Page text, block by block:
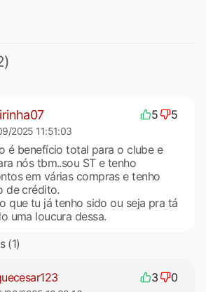
5 5
2025 11:51:03
é benefício total para o clube e
nós tbm..sou ST e tenho
em várias compras e tenho
de crédito.
que tu já tenho sido ou seja pra tá
uma loucura dessa.
(1)
3 0